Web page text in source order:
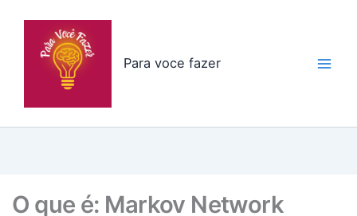
Para voce fazer
O que é: Markov Network